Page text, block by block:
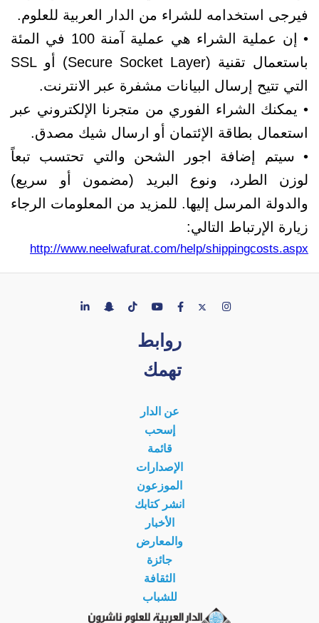
فيرجى استخدامه للشراء من الدار العربية للعلوم.
• إن عملية الشراء هي عملية آمنة 100 في المئة
باستعمال تقنية (Secure Socket Layer) أو SSL
التي تتيح إرسال البيانات مشفرة عبر الانترنت.
• يمكنك الشراء الفوري من متجرنا الإلكتروني عبر
استعمال بطاقة الإئتمان أو ارسال شيك مصدق.
• سيتم إضافة اجور الشحن والتي تحتسب تبعاً
لوزن الطرد، ونوع البريد (مضمون أو سريع)
والدولة المرسل إليها. للمزيد من المعلومات الرجاء
زيارة الإرتباط التالي:
http://www.neelwafurat.com/help/shippingcosts.aspx
روابط
تهمك
عن الدار
إسحب
قائمة
الإصدارات
الموزعون
انشر كتابك
الأخبار
والمعارض
جائزة
الثقافة
للشباب